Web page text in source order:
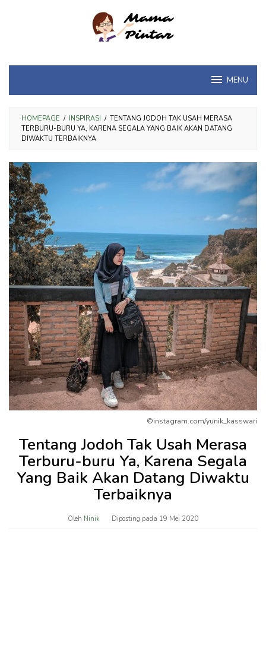
MENU
HOMEPAGE / INSPIRASI / TENTANG JODOH TAK USAH MERASA
TERBURU-BURU YA, KARENA SEGALA YANG BAIK AKAN DATANG
DIWAKTU TERBAIKNYA
©instagram.com/yunik_kasswari
Tentang Jodoh Tak Usah Merasa
Terburu-buru Ya, Karena Segala
Yang Baik Akan Datang Diwaktu
Terbaiknya
Oleh Ninik Diposting pada 19 Mei 2020